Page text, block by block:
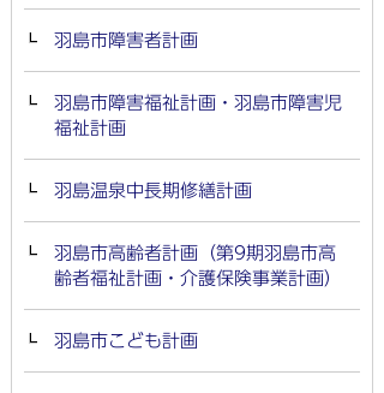
羽島市障害者計画
羽島市障害福祉計画・羽島市障害児
福祉計画
羽島温泉中長期修繕計画
羽島市高齢者計画（第9期羽島市高
齢者福祉計画・介護保険事業計画）
羽島市こども計画